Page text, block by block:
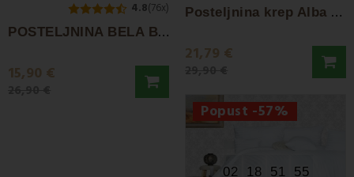
4.8(76x)
P
OSTELJNINA BELA BOMBAŽ DELUX EMI
15,90 €
P
osteljnina krep Alba EMI
21,79 €
Popust -57%
02 18 51 55